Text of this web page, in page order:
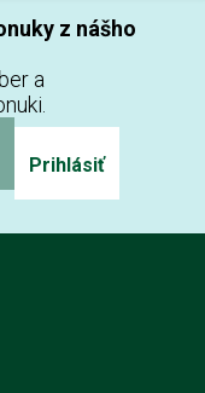
z nášho
a
Prihlásiť